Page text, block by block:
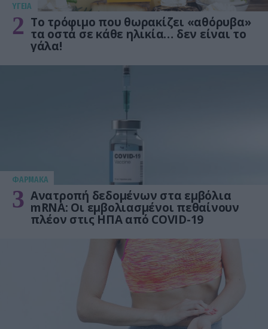
ΥΓΕΙΑ
2 Το τρόφιμο που θωρακίζει «αθόρυβα»
τα οστά σε κάθε ηλικία… δεν είναι το
γάλα!
ΦΑΡΜΑΚΑ
3 Ανατροπή δεδομένων στα εμβόλια
mRNA: Οι εμβολιασμένοι πεθαίνουν
πλέον στις ΗΠΑ από COVID-19